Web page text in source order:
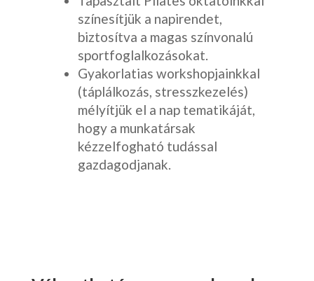
színesítjük a napirendet,
biztosítva a magas színvonalú
sportfoglalkozásokat.
Gyakorlatias workshopjainkkal
(táplálkozás, stresszkezelés)
mélyítjük el a nap tematikáját,
hogy a munkatársak
kézzelfogható tudással
gazdagodjanak.